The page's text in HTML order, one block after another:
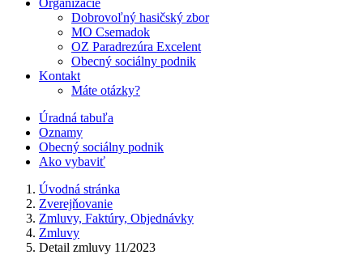
Organizácie
Dobrovoľný hasičský zbor
MO Csemadok
OZ Paradrezúra Excelent
Obecný sociálny podnik
Kontakt
Máte otázky?
Úradná tabuľa
Oznamy
Obecný sociálny podnik
Ako vybaviť
Úvodná stránka
Zverejňovanie
Zmluvy, Faktúry, Objednávky
Zmluvy
Detail zmluvy 11/2023